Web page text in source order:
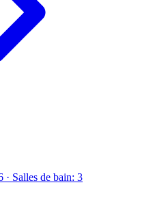
· Salles de bain: 3